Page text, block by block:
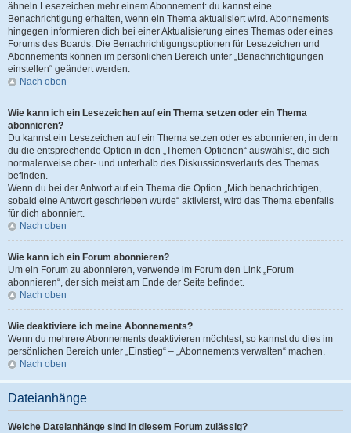
ähneln Lesezeichen mehr einem Abonnement: du kannst eine
Benachrichtigung erhalten, wenn ein Thema aktualisiert wird. Abonnements
hingegen informieren dich bei einer Aktualisierung eines Themas oder eines
Forums des Boards. Die Benachrichtigungsoptionen für Lesezeichen und
Abonnements können im persönlichen Bereich unter „Benachrichtigungen
einstellen“ geändert werden.
Nach oben
Wie kann ich ein Lesezeichen auf ein Thema setzen oder ein Thema
abonnieren?
Du kannst ein Lesezeichen auf ein Thema setzen oder es abonnieren, in dem
du die entsprechende Option in den „Themen-Optionen“ auswählst, die sich
normalerweise ober- und unterhalb des Diskussionsverlaufs des Themas
befinden.
Wenn du bei der Antwort auf ein Thema die Option „Mich benachrichtigen,
sobald eine Antwort geschrieben wurde“ aktivierst, wird das Thema ebenfalls
für dich abonniert.
Nach oben
Wie kann ich ein Forum abonnieren?
Um ein Forum zu abonnieren, verwende im Forum den Link „Forum
abonnieren“, der sich meist am Ende der Seite befindet.
Nach oben
Wie deaktiviere ich meine Abonnements?
Wenn du mehrere Abonnements deaktivieren möchtest, so kannst du dies im
persönlichen Bereich unter „Einstieg“ – „Abonnements verwalten“ machen.
Nach oben
Dateianhänge
Welche Dateianhänge sind in diesem Forum zulässig?